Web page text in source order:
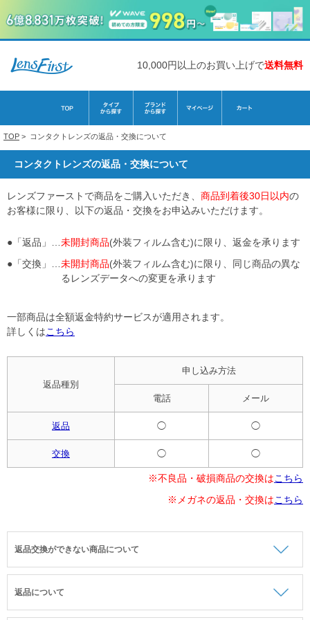
10,000円以上のお買い上げで送料無料
TOP > コンタクトレンズの返品・交換について
コンタクトレンズの返品・交換について
レンズファーストで商品をご購入いただき、 商品到着後30日以内の
お客様に限り、以下の返品・交換をお申込みいただけます。
●「返品」… 未開封商品(外装フィルム含む)に限り、返金を承ります
●「交換」… 未開封商品(外装フィルム含む)に限り、同じ商品の異な
るレンズデータへの変更を承ります
一部商品は全額返金特約サービスが適用されます。
詳しくはこちら
返品種別
申し込み方法
電話 メール
返品 ◯ ◯
交換 ◯ ◯
※不良品・破損商品の交換はこちら
※メガネの返品・交換はこちら
返品交換ができない商品について
返品について